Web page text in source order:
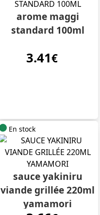
arome maggi
standard 100ml
3.41€
En stock
sauce yakiniru
viande grillée 220ml
yamamori